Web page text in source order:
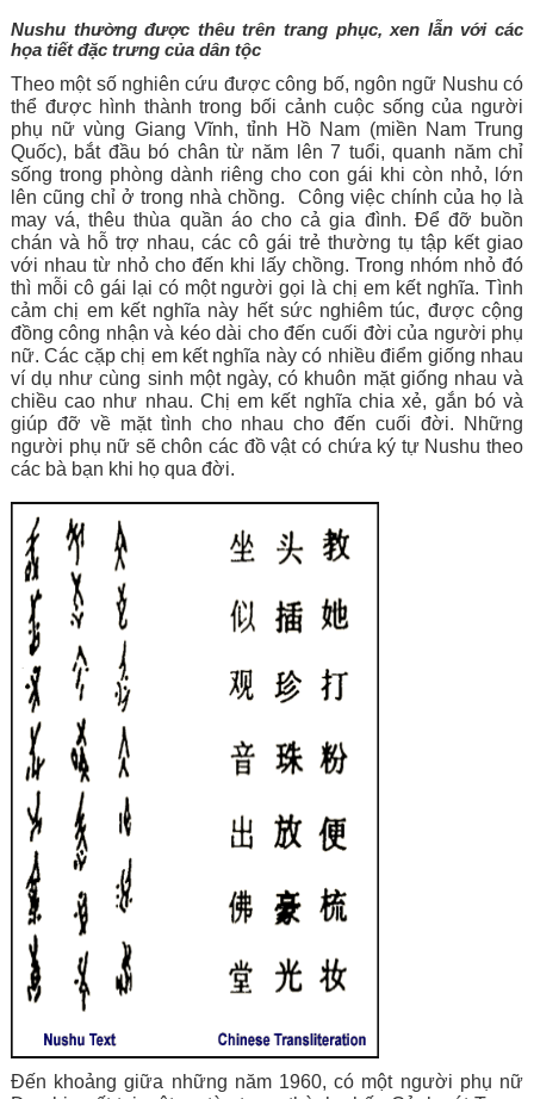
Nushu thường được thêu trên trang phục, xen lẫn với các
họa tiết đặc trưng của dân tộc
Theo một số nghiên cứu được công bố, ngôn ngữ Nushu có
thể được hình thành trong bối cảnh cuộc sống của người
phụ nữ vùng Giang Vĩnh, tỉnh Hồ Nam (miền Nam Trung
Quốc), bắt đầu bó chân từ năm lên 7 tuổi, quanh năm chỉ
sống trong phòng dành riêng cho con gái khi còn nhỏ, lớn
lên cũng chỉ ở trong nhà chồng.  Công việc chính của họ là
may vá, thêu thùa quần áo cho cả gia đình. Để đỡ buồn
chán và hỗ trợ nhau, các cô gái trẻ thường tụ tập kết giao
với nhau từ nhỏ cho đến khi lấy chồng. Trong nhóm nhỏ đó
thì mỗi cô gái lại có một người gọi là chị em kết nghĩa. Tình
cảm chị em kết nghĩa này hết sức nghiêm túc, được cộng
đồng công nhận và kéo dài cho đến cuối đời của người phụ
nữ. Các cặp chị em kết nghĩa này có nhiều điểm giống nhau
ví dụ như cùng sinh một ngày, có khuôn mặt giống nhau và
chiều cao như nhau. Chị em kết nghĩa chia xẻ, gắn bó và
giúp đỡ về mặt tình cho nhau cho đến cuối đời.
Những
người phụ nữ sẽ chôn các đồ vật có chứa ký tự Nushu theo
các bà bạn khi họ qua đời.
Đến khoảng giữa những năm 1960, có một người phụ nữ